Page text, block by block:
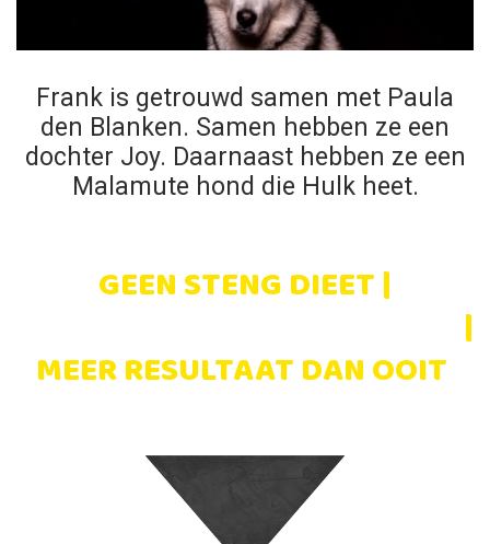
Frank is getrouwd samen met Paula
den Blanken. Samen hebben ze een
dochter Joy. Daarnaast hebben ze een
Malamute hond die Hulk heet.
GEEN STENG DIEET |
|
MEER RESULTAAT DAN OOIT